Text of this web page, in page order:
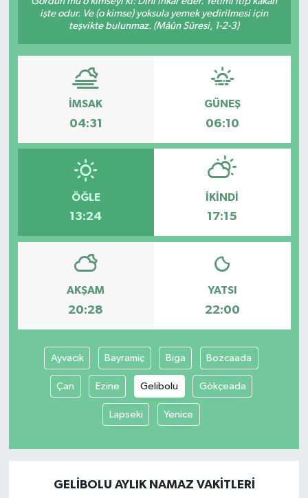
işte odur. Ve (o kimse) yoksula yemek yedirilmesi için
teşvikte bulunmaz. (Mâûn Sûresi, 1-2-3)
İMSAK
04:31
GÜNEŞ
06:10
ÖĞLE
13:24
İKINDI
17:15
AKŞAM
20:28
YATSI
22:00
Ayvacık Bayramiç Biga Bozcaada
Çan Ezine Gelibolu Gökçeada
Lapseki Yenice
GELIBOLU AYLIK NAMAZ VAKITLERI
DÜNYA
Dursunbey
EĞİTİM
EKONOMİ
Gömeç
Gönen
Havran
KENT GÜNDEMİ
MAGAZİN